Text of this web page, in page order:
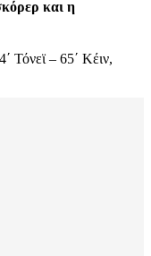
και η
Τόνεϊ – 65΄ Κέιν,